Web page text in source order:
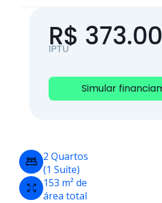
R$
IPTU
Simular
2 Quartos
(1 Suíte)
153 m² de
área total